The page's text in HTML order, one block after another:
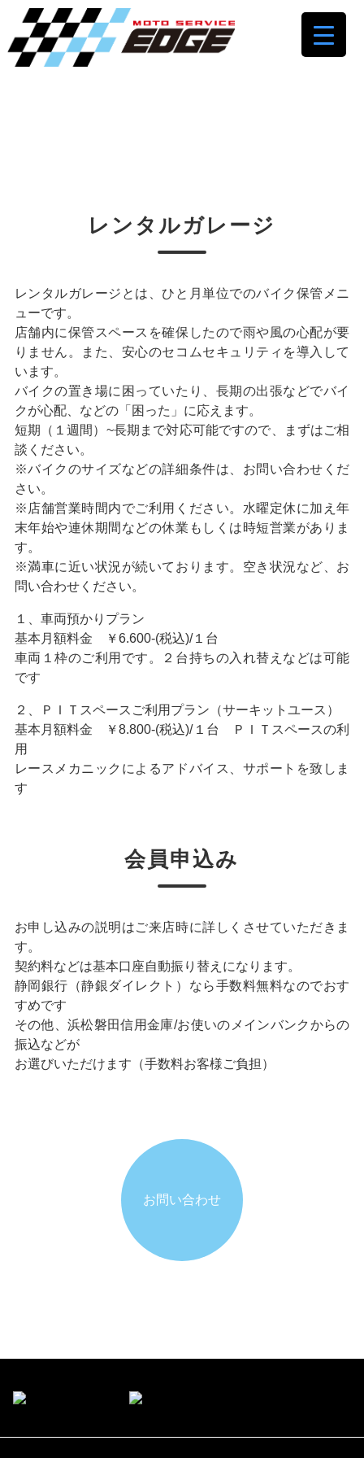
レンタルガレージ
レンタルガレージとは、ひと月単位でのバイク保管メニ
ューです。
店舗内に保管スペースを確保したので雨や風の心配が要
りません。また、安心のセコムセキュリティを導入して
います。
バイクの置き場に困っていたり、長期の出張などでバイ
クが心配、などの「困った」に応えます。
短期（１週間）~長期まで対応可能ですので、まずはご相
談ください。
※バイクのサイズなどの詳細条件は、お問い合わせくだ
さい。
※店舗営業時間内でご利用ください。水曜定休に加え年
末年始や連休期間などの休業もしくは時短営業がありま
す。
※満車に近い状況が続いております。空き状況など、お
問い合わせください。
１、車両預かりプラン
基本月額料金 ￥6.600-(税込)/１台
車両１枠のご利用です。２台持ちの入れ替えなどは可能
です
２、ＰＩＴスペースご利用プラン（サーキットユース）
基本月額料金 ￥8.800-(税込)/１台 ＰＩＴスペースの利
用
レースメカニックによるアドバイス、サポートを致しま
す
会員申込み
お申し込みの説明はご来店時に詳しくさせていただきま
す。
契約料などは基本口座自動振り替えになります。
静岡銀行（静銀ダイレクト）なら手数料無料なのでおす
すめです
その他、浜松磐田信用金庫/お使いのメインバンクからの
振込などが
お選びいただけます（手数料お客様ご負担）
お問い合わせ